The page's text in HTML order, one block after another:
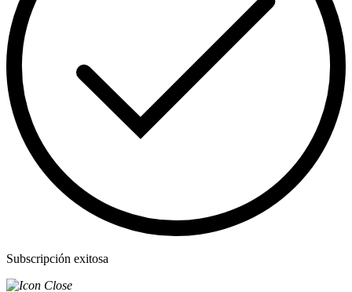
Subscripción exitosa